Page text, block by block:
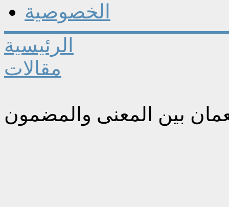
الخصوصية
الرئيسية
مقالات
بين المعنى والمضمون